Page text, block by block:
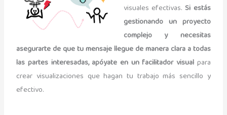
visuales efectivas. Si estás
gestionando un proyecto
complejo y necesitas
asegurarte de que tu mensaje llegue de manera clara a todas
las partes interesadas, apóyate en un facilitador visualpara
crear visualizaciones que hagan tu trabajo más sencillo y
efectivo.